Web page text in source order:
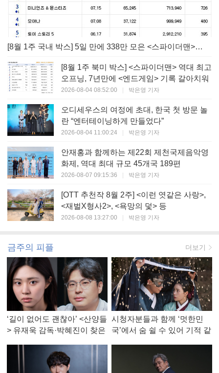
[8월 1주 국내 박스] 5일 만에 338만 모은 <스파이더맨> 극장가 235% 대반등, <호프>는 400만 돌파
[8월 1주 북미 박스] <스파이더맨> 역대 최고
오프닝, 7년만에 <엔드게임> 기록 갈아치워
2026-08-04 08:52:00 | 박은영 기자
오디세우스의 여정에 초대, 한국 첫 방문 놀
란 “엔터테이닝하게 만들었다”
2026-08-04 11:00:24 | 박은영 기자
안재홍과 함께하는 제22회 제천국제음악영
화제, 역대 최대 규모 45개국 189편
2026-08-07 09:15:36 | 박은영 기자
[OTT 추천작 8월 2주] <이런 엿같은 사랑>,
<재벌X형사2>, <욕망의 덫> 등
2026-08-08 13:27:00 | 박은영 기자
금주의 피플 더보기
‘길이 없어도 괜찮아’ <산양들
> 유재욱 감독·박혜진이 찾은
시청자분들과 함께 ‘멋한민
국’에서 숨 쉴 수 있어 기적 같